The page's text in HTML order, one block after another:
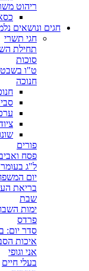
ריהוט
חגים ונושאים
חגי תשרי
תחילת
סוכות
ט"ו בשבט
חנוכה
פורים
פסח
ל"ג בעומר
יום
בריאת
שבת
ימות
פרדס
סדר יום:
איכות
אני וגופי
בעלי חיים